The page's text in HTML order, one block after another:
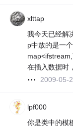
xlttap
我今天已经解
p中放的是一
在插入数据时
2009-05-
lpf000
你是类中的模